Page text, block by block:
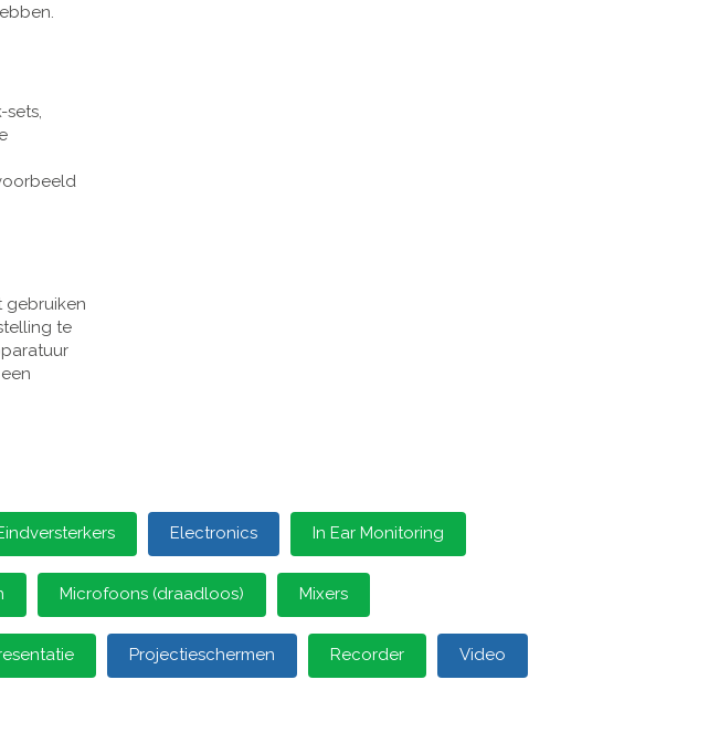
gebruiken
te
Electronics In Ear Monitoring
Microfoons (draadloos) Mixers
Projectieschermen Recorder Video